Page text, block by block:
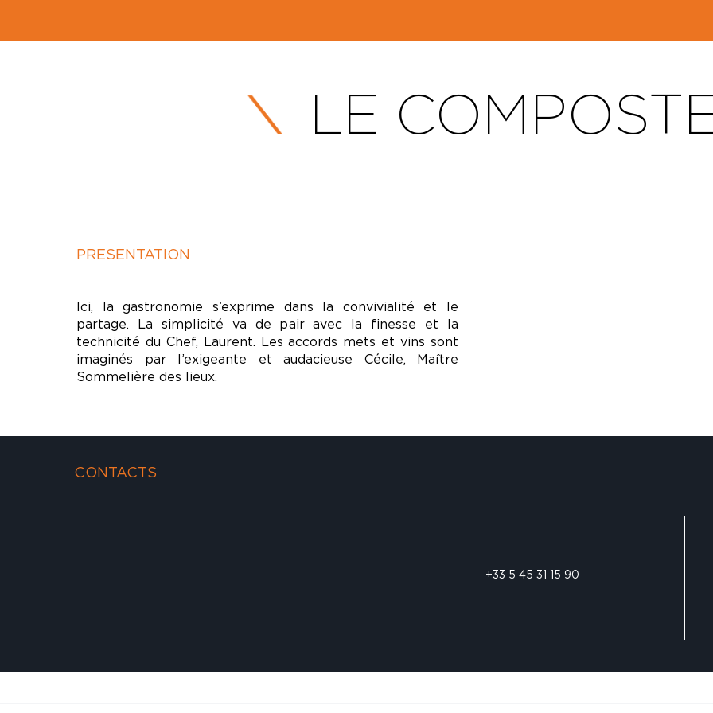
LE
PRESENTATION
Ici, la gastronomie s’exprime dans la convivialité et le
partage. La simplicité va de pair avec la finesse et la
technicité du Chef, Laurent. Les accords mets et vins sont
imaginés par l’exigeante et audacieuse Cécile, Maître
Sommelière des lieux.
CONTACTS
+33 5 45 31 15 90